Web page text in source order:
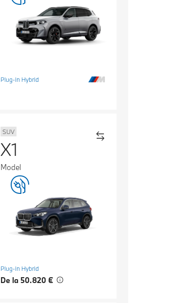
Plug-in Hybrid
SUV
X1
Model
Plug-in Hybrid
De la 50.820 €